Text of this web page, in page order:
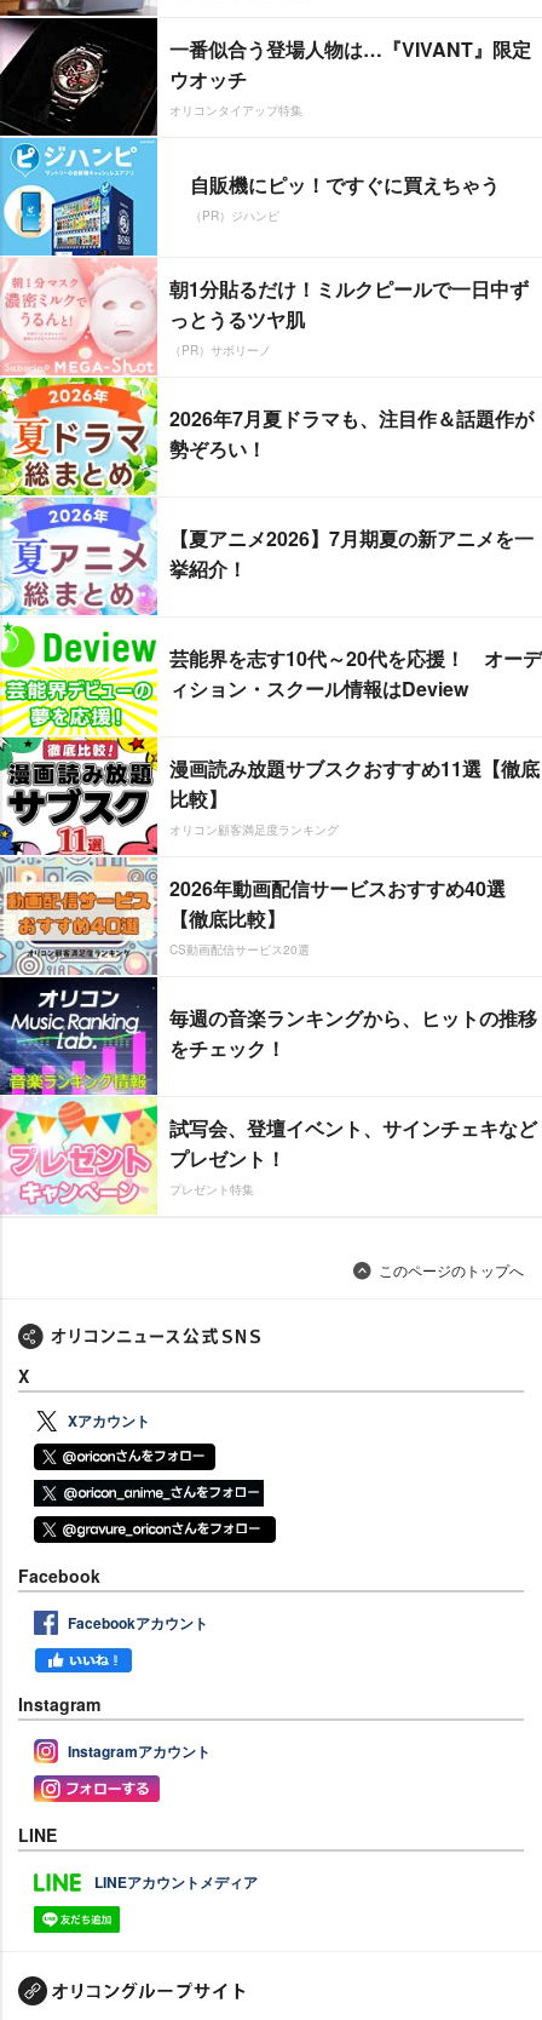
一番似合う登場人物は…『VIVANT』限定
ウオッチ
オリコンタイアップ特集
自販機にピッ！ですぐに買えちゃう
（PR）ジハンピ
朝1分貼るだけ！ミルクピールで一日中ず
っとうるツヤ肌
（PR）サボリーノ
2026年7月夏ドラマも、注目作＆話題作が
勢ぞろい！
【夏アニメ2026】7月期夏の新アニメを一
挙紹介！
芸能界を志す10代～20代を応援！ オーデ
ィション・スクール情報はDeview
漫画読み放題サブスクおすすめ11選【徹底
比較】
オリコン顧客満足度ランキング
2026年動画配信サービスおすすめ40選
【徹底比較】
CS動画配信サービス20選
毎週の音楽ランキングから、ヒットの推移
をチェック！
試写会、登壇イベント、サインチェキなど
プレゼント！
プレゼント特集
このページのトップへ
X
Xアカウント
Facebook
Facebookアカウント
Instagram
Instagramアカウント
LINE
LINEアカウントメディア